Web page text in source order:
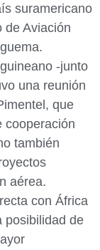
suramericano
de Aviación
-junto
una reunión
que
cooperación
también
aérea.
con África
posibilidad de